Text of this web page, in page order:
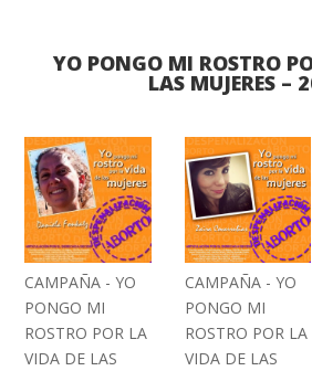
YO PONGO MI ROSTRO
LAS MUJERES –
CAMPAÑA - YO
PONGO MI
ROSTRO POR LA
VIDA DE LAS
CAMPAÑA - YO
PONGO MI
ROSTRO POR LA
VIDA DE LAS